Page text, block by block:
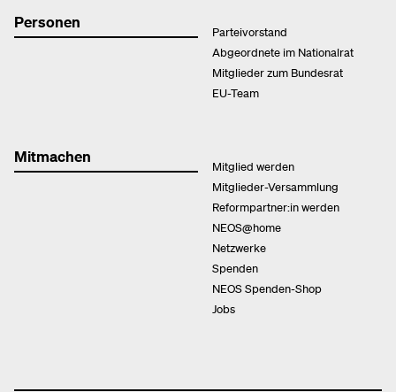
Personen
Parteivorstand
Abgeordnete im Nationalrat
Mitglieder zum Bundesrat
EU-Team
Mitmachen
Mitglied werden
Mitglieder-Versammlung
Reformpartner:in werden
NEOS@home
Netzwerke
Spenden
NEOS Spenden-Shop
Jobs